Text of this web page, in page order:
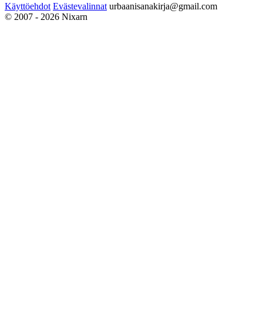
Käyttöehdot Evästevalinnat urbaanisanakirja@gmail.com
© 2007 - 2026 Nixarn